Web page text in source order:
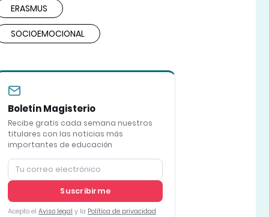
ERASMUS
SOCIOEMOCIONAL
Boletín Magisterio
Recibe gratis cada semana nuestros
titulares con las noticias más
importantes de educación
Suscribirme
Acepto el Aviso legal y la Política de privacidad